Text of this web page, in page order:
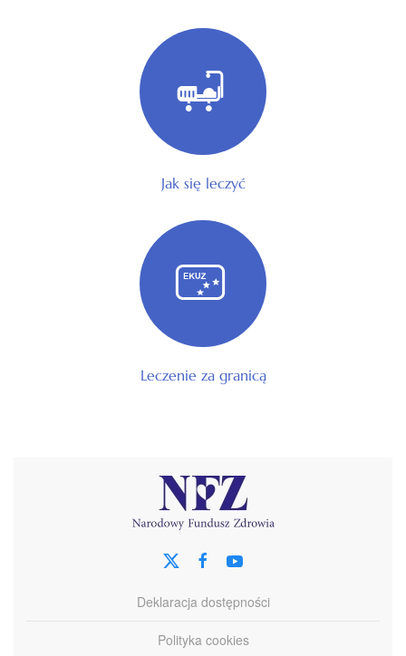
Jak się leczyć
Leczenie za granicą
Deklaracja dostępności
Polityka cookies